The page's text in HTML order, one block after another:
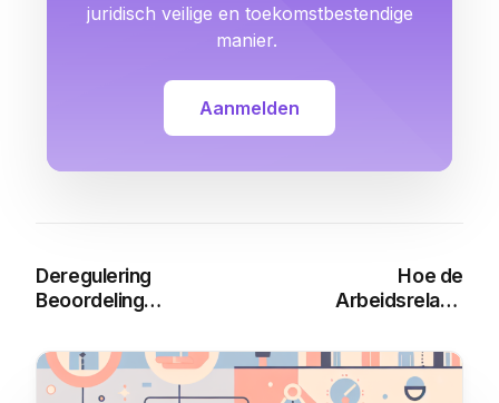
juridisch veilige en toekomstbestendige
manier.
Aanmelden
Deregulering
Beoordeling
wat je moet weten
Hoe de
Arbeidsrelatie
Compleet Gids
You may also like